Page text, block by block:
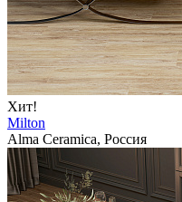
Хит!
Milton
Alma Ceramica, Россия